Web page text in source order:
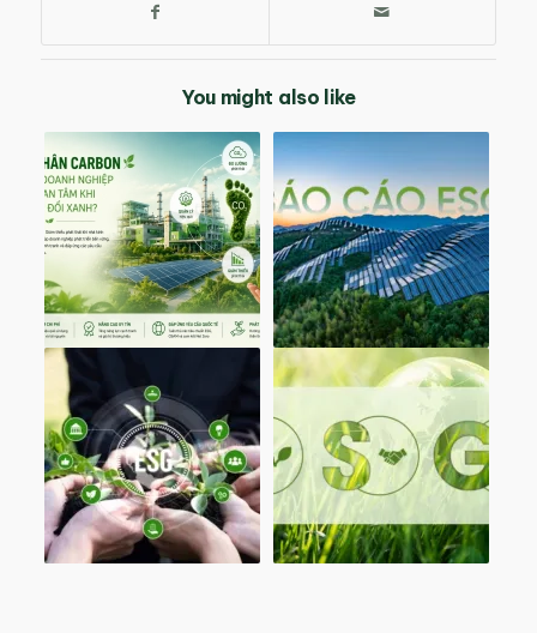
You might also like